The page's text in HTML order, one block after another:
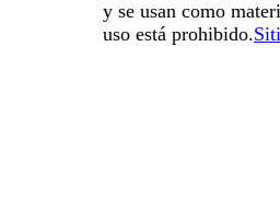
y se usan como
uso está prohibido.